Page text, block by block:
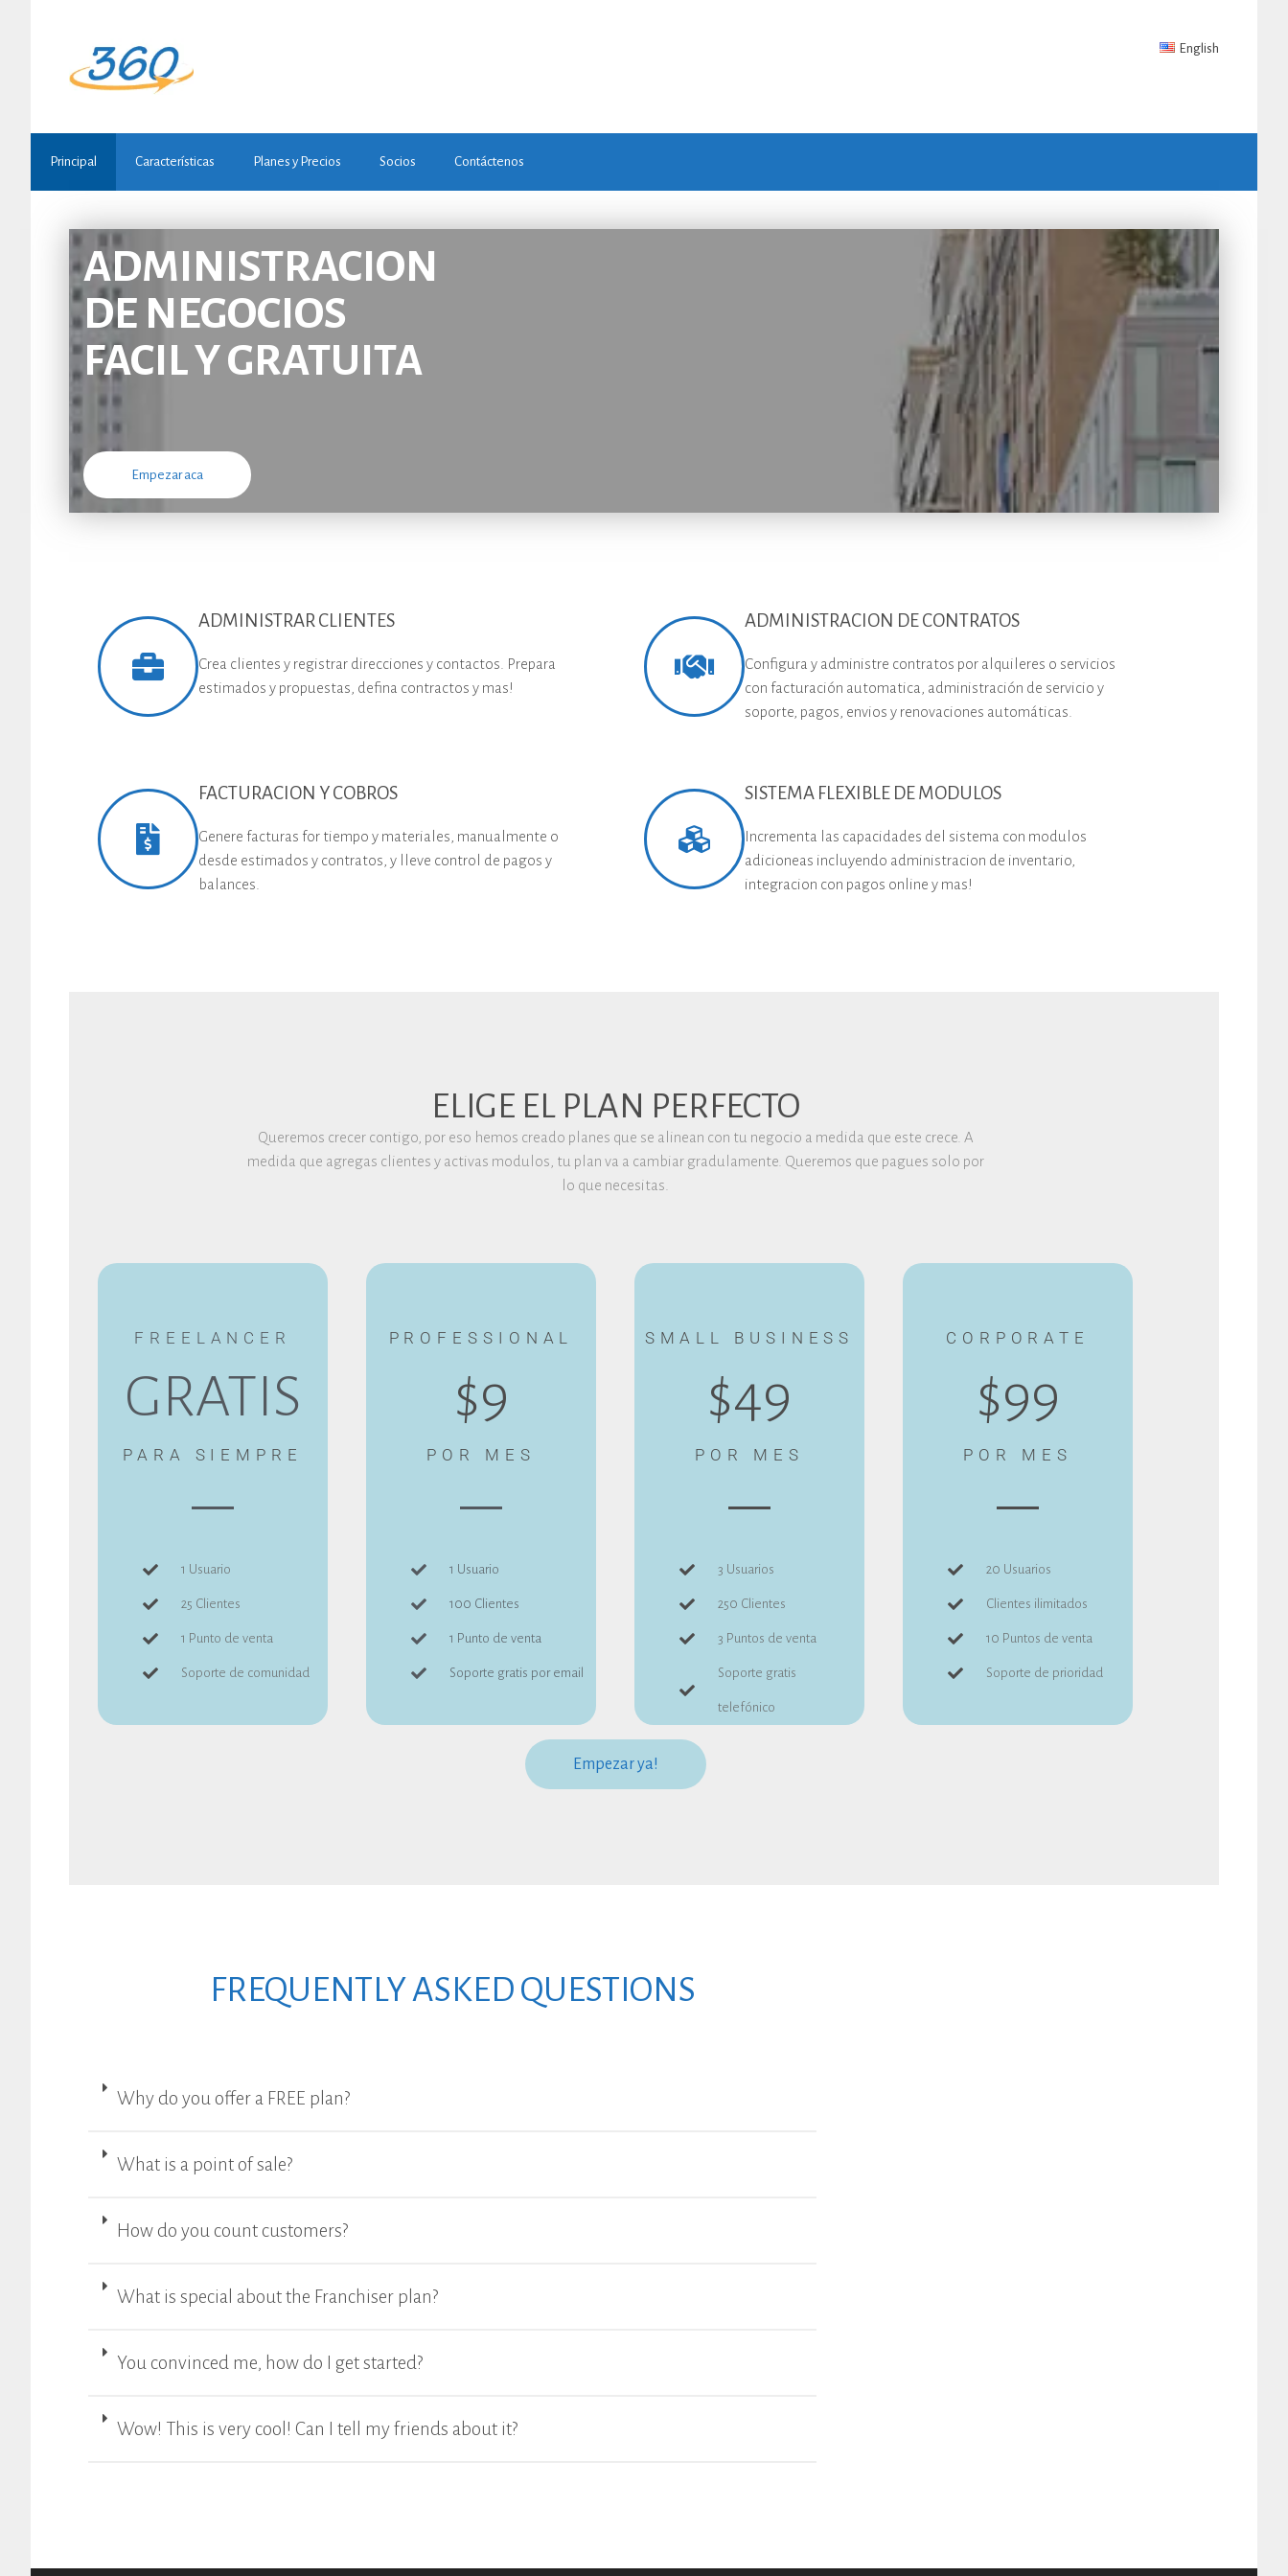
English
Principal Características Planes y Precios Socios Contáctenos
ADMINISTRACION
DE NEGOCIOS
FACIL Y GRATUITA
Empezar aca
ADMINISTRAR CLIENTES
Crea clientes y registrar direcciones y contactos. Prepara
estimados y propuestas, defina contractos y mas!
FACTURACION Y COBROS
Genere facturas for tiempo y materiales, manualmente o
desde estimados y contratos, y lleve control de pagos y
balances.
ADMINISTRACION DE CONTRATOS
Configura y administre contratos por alquileres o servicios
con facturación automatica, administración de servicio y
soporte, pagos, envios y renovaciones automáticas.
SISTEMA FLEXIBLE DE MODULOS
Incrementa las capacidades del sistema con modulos
adicioneas incluyendo administracion de inventario,
integracion con pagos online y mas!
ELIGE EL PLAN PERFECTO
Queremos crecer contigo, por eso hemos creado planes que se alinean con tu negocio a medida que este crece. A
medida que agregas clientes y activas modulos, tu plan va a cambiar gradulamente. Queremos que pagues solo por
lo que necesitas.
FREELANCER
GRATIS
PARA SIEMPRE
1 Usuario
25 Clientes
1 Punto de venta
Soporte de comunidad
PROFESSIONAL
$9
POR MES
1 Usuario
100 Clientes
1 Punto de venta
Soporte gratis por email
SMALL BUSINESS
$49
POR MES
3 Usuarios
250 Clientes
3 Puntos de venta
Soporte gratis
telefónico
CORPORATE
$99
POR MES
20 Usuarios
Clientes ilimitados
10 Puntos de venta
Soporte de prioridad
Empezar ya!
FREQUENTLY ASKED QUESTIONS
Why do you offer a FREE plan?
What is a point of sale?
How do you count customers?
What is special about the Franchiser plan?
You convinced me, how do I get started?
Wow! This is very cool! Can I tell my friends about it?